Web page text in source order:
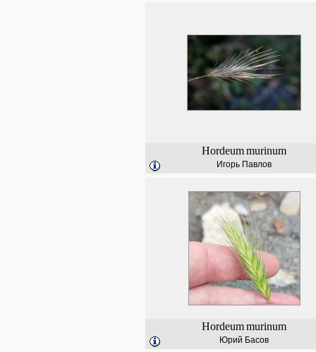
Hordeummurinum
Игорь Павлов
Hordeummurinum
Юрий Басов